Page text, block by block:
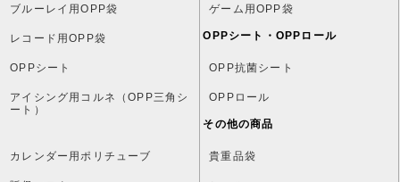
ブルーレイ用OPP袋 ゲーム用OPP袋
レコード用OPP袋 OPPシート・OPPロール
OPPシート OPP抗菌シート
アイシング用コルネ（OPP三角シ
ート）
OPPロール
その他の商品
カレンダー用ポリチューブ 貴重品袋